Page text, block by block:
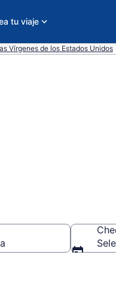
tu viaje
Vírgenes de los Estados Unidos